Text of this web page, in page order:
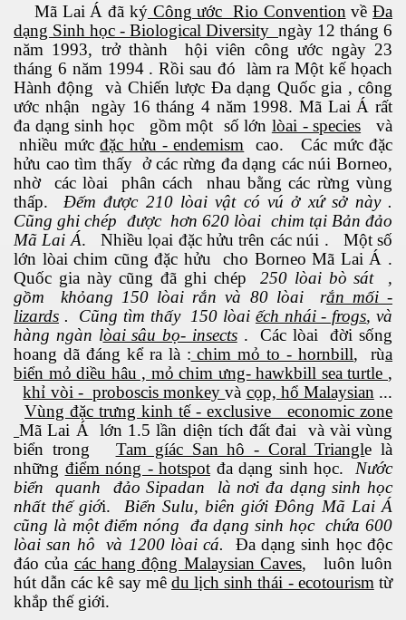
Mã Lai Á đã kýCông ước Rio Convention vềĐa
dạng Sinh học - Biological Diversity ngày 12 tháng 6
năm 1993, trở thành hội viên công ước ngày 23
tháng 6 năm 1994 . Rồi sau đó làm ra Một kế họach
Hành động và Chiến lược Đa dạng Quốc gia , công
ước nhận ngày 16 tháng 4 năm 1998. Mã Lai Á rất
đa dạng sinh học gồm một số lớn lòai - species và
nhiều mứcđặc hửu - endemism cao. Các mức đặc
hửu cao tìm thấy ở các rừng đa dạng các núi Borneo,
nhờ các lòai phân cách nhau bằng các rừng vùng
thấp. Đếm được 210 lòai vật có vú ở xứ sở này .
Cũng ghi chép được hơn 620 lòai chim tại Bản đảo
Mã Lai Á. Nhiều lọai đặc hửu trên các núi . Một số
lớn lòai chim cũng đặc hửu cho Borneo Mã Lai Á .
Quốc gia này cũng đã ghi chép250 lòai bò sát ,
gồm khỏang 150 lòai rắn và 80 lòai rắn mối -
lizards . Cũng tìm thấy 150 lòai ếch nhái - frogs, và
hàng ngàn lòai sâu bọ- insects . Các lòai đời sống
hoang dã đáng kể ra là : chim mỏ to - hornbill, rùa
biển mỏ diều hâu , mỏ chim ưng- hawkbill sea turtle ,
khỉ vòi - proboscis monkeyvà cọp, hổ Malaysian ...
Vùng đặc trưng kinh tế - exclusive economic zone
Mã Lai Á lớn 1.5 lần diện tích đất đai và vài vùng
biển trong Tam gíác San hô - Coral Triangle là
những điểm nóng - hotspot đa dạng sinh học. Nước
biển quanh đảo Sipadan là nơi đa dạng sinh học
nhất thế giới. Biển Sulu, biên giới Đông Mã Lai Á
cũng là một điểm nóng đa dạng sinh học chứa 600
lòai san hô và 1200 lòai cá.
Đa dạng sinh học độc
đáo của các hang động Malaysian Caves, luôn luôn
hút dẫn các kê say mê du lịch sinh thái - ecotourism từ
khắp thế giới.
nghệ thực phẩm
tại và tương lai
2